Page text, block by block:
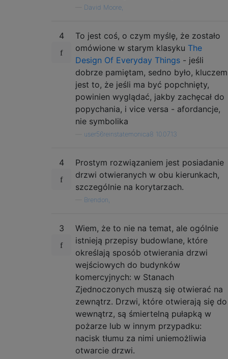
David Moore,
4
To jest coś, o czym myślę, że zostało
omówione w starym klasyku The
Design Of Everyday Things - jeśli
dobrze pamiętam, sedno było, kluczem
jest to, że jeśli ma być popchnięty,
powinien wyglądać, jakby zachęcał do
popychania, i vice versa - afordancje,
nie symbolika
user56reinstatemonica8 10.07.13
4
Prostym rozwiązaniem jest posiadanie
drzwi otwieranych w obu kierunkach,
szczególnie na korytarzach.
Brendon,
3
Wiem, że to nie na temat, ale ogólnie
istnieją przepisy budowlane, które
określają sposób otwierania drzwi
wejściowych do budynków
komercyjnych: w Stanach
Zjednoczonych muszą się otwierać na
zewnątrz. Drzwi, które otwierają się do
wewnątrz, są śmiertelną pułapką w
pożarze lub w innym przypadku:
nacisk tłumu za nimi uniemożliwia
otwarcie drzwi.